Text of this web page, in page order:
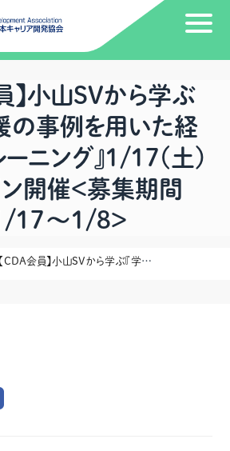
】小山SVから学ぶ
の事例を用いた経
ーニング』1/17(土)
ン開催＜募集期間
17～1/8＞
【CDA会員】小山SVから学ぶ『学生支援の事例を用いた経験代謝トレーニング』1/17(土)オンライン開催＜募集期間11/17～1/8＞